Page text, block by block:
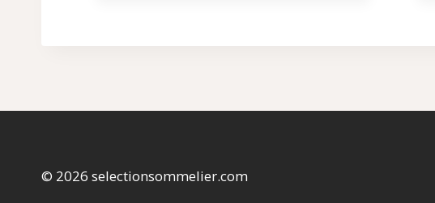
© 2026 selectionsommelier.com